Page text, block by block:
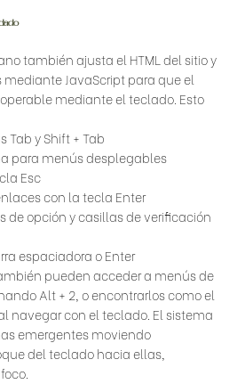
también ajusta el HTML del sitio y
JavaScript para que el
mediante el teclado. Esto
y Shift + Tab
para menús desplegables
Esc
con la tecla Enter
de opción y casillas de verificación
espaciadora o Enter
pueden acceder a menús de
Alt + 2, o encontrarlos como el
navegar con el teclado. El sistema
emergentes moviendo
del teclado hacia ellas,